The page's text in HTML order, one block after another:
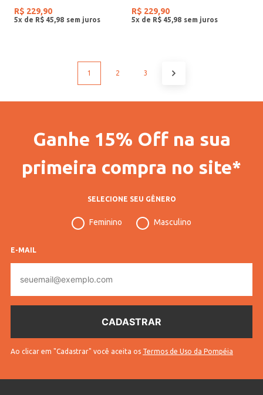
R$ 229,90
5x de R$ 45 98
R$ 229,90
5x de R$ 45 98
1 2 3
Ganhe 15% Off na sua
primeira compra no site*
SELECIONE SEU GÊNERO
Feminino Masculino
E-MAIL
mail
Ao clicar em "Cadastrar" você aceita os Termos de Uso da Pompéia